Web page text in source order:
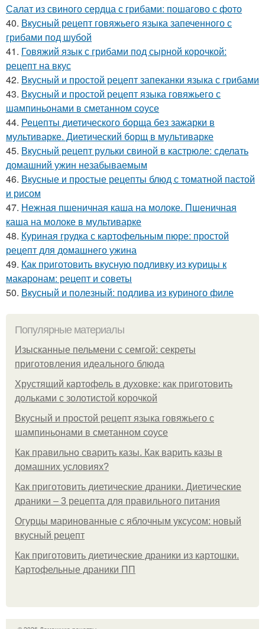
Салат из свиного сердца с грибами: пошагово с фото
40. Вкусный рецепт говяжьего языка запеченного с
грибами под шубой
41. Говяжий язык с грибами под сырной корочкой:
рецепт на вкус
42. Вкусный и простой рецепт запеканки языка с грибами
43. Вкусный и простой рецепт языка говяжьего с
шампиньонами в сметанном соусе
44. Рецепты диетического борща без зажарки в
мультиварке. Диетический борщ в мультиварке
45. Вкусный рецепт рульки свиной в кастрюле: сделать
домашний ужин незабываемым
46. Вкусные и простые рецепты блюд с томатной пастой
и рисом
47. Нежная пшеничная каша на молоке. Пшеничная
каша на молоке в мультиварке
48. Куриная грудка с картофельным пюре: простой
рецепт для домашнего ужина
49. Как приготовить вкусную подливку из курицы к
макаронам: рецепт и советы
50. Вкусный и полезный: подлива из куриного филе
Популярные материалы
Изысканные пельмени с семгой: секреты
приготовления идеального блюда
Хрустящий картофель в духовке: как приготовить
дольками с золотистой корочкой
Вкусный и простой рецепт языка говяжьего с
шампиньонами в сметанном соусе
Как правильно сварить казы. Как варить казы в
домашних условиях?
Как приготовить диетические драники. Диетические
драники – 3 рецепта для правильного питания
Огурцы маринованные с яблочным уксусом: новый
вкусный рецепт
Как приготовить диетические драники из картошки.
Картофельные драники ПП